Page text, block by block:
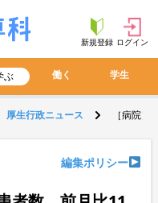
新規登録 ログイン
ぶ 働く 学生
厚生行政ニュース ［病院
編集ポリシー